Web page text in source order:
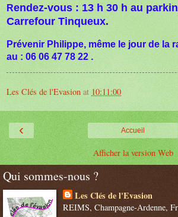
Rendez-vous : 13 h 30 h au
Carrefour Tinqueux.
Prévenir Philippe, même le jour de la
au : 06 06 47 78 22 .
Les Clés de l'Evasion at 10:11:00
‹ Accueil
Afficher la version Web
Qui sommes-nous ?
Les Clés de l'Evasion
REIMS, Champagne-Ardenne,